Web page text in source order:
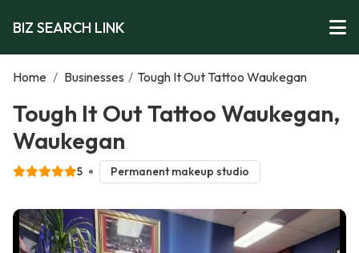
BIZ SEARCH LINK
Home / Businesses / Tough It Out Tattoo Waukegan
Tough It Out Tattoo Waukegan,
Waukegan
5 Permanent makeup studio